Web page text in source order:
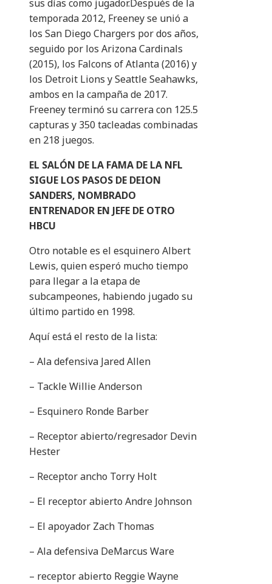
sus días como jugador.Después de la
temporada 2012, Freeney se unió a
los San Diego Chargers por dos años,
seguido por los Arizona Cardinals
(2015), los Falcons of Atlanta (2016) y
los Detroit Lions y Seattle Seahawks,
ambos en la campaña de 2017.
Freeney terminó su carrera con 125.5
capturas y 350 tacleadas combinadas
en 218 juegos.
EL SALÓN DE LA FAMA DE LA NFL
SIGUE LOS PASOS DE DEION
SANDERS, NOMBRADO
ENTRENADOR EN JEFE DE OTRO
HBCU
Otro notable es el esquinero Albert
Lewis, quien esperó mucho tiempo
para llegar a la etapa de
subcampeones, habiendo jugado su
último partido en 1998.
Aquí está el resto de la lista:
– Ala defensiva Jared Allen
– Tackle Willie Anderson
– Esquinero Ronde Barber
– Receptor abierto/regresador Devin
Hester
– Receptor ancho Torry Holt
– El receptor abierto Andre Johnson
– El apoyador Zach Thomas
– Ala defensiva DeMarcus Ware
– receptor abierto Reggie Wayne